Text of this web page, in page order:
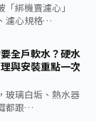
綁機賣濾心」
濾心規格…
全戶軟水？硬水
與安裝重點一次
玻璃白垢、熱水器
都跟…